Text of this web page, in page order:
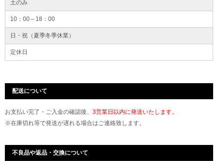
土のみ
10：00～18：00
日・祝（夏季冬季休業）
定休日
配送について
お支払い完了・ご入金の確認後、 3営業日以内に発送いたします。
※在庫切れ等で発送が遅れる場合はご連絡致します。
不良品や返品・交換について